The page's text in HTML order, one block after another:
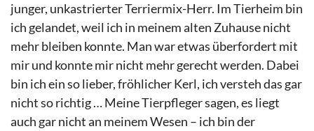
junger, unkastrierter Terriermix-Herr. Im Tierheim bin
ich gelandet, weil ich in meinem alten Zuhause nicht
mehr bleiben konnte. Man war etwas überfordert mit
mir und konnte mir nicht mehr gerecht werden. Dabei
bin ich ein so lieber, fröhlicher Kerl, ich versteh das gar
nicht so richtig … Meine Tierpfleger sagen, es liegt
auch gar nicht an meinem Wesen – ich bin der